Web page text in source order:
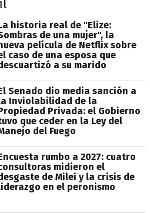
historia real de "Elize:
de una mujer", la
película de Netflix sobre
caso de una esposa que
a su marido
Senado dio media sanción a
Inviolabilidad de la
Privada: el Gobierno
que ceder en la Ley del
del Fuego
rumbo a 2027: cuatro
midieron el
de Milei y la crisis de
en el peronismo